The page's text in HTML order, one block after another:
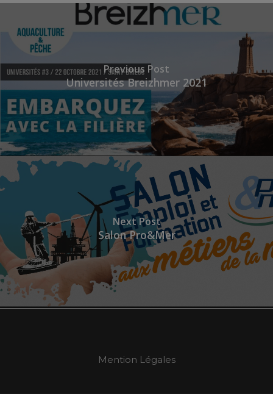
Previous Post
Universités Breizhmer 2021
Next Post
Salon Pro&Mer
Mention Légales